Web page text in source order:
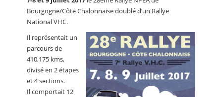
Bourgogne/Côte Chalonnaise doublé d’un Rallye
National VHC.
Il représentait un
parcours de
410,175 kms,
divisé en 2 étapes
et 4 sections.
Il comportait 12